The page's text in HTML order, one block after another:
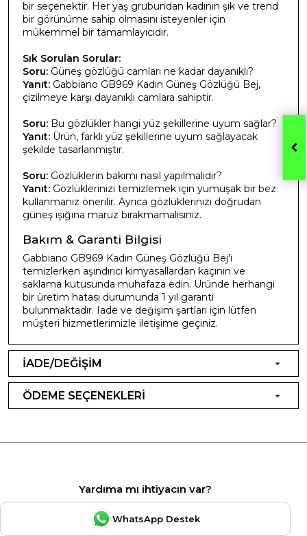
bir seçenektir. Her yaş grubundan kadının şık ve trend
bir görünüme sahip olmasını isteyenler için
mükemmel bir tamamlayıcıdır.
Sık Sorulan Sorular:
Soru: Güneş gözlüğü camları ne kadar dayanıklı?
Yanıt: Gabbiano GB969 Kadın Güneş Gözlüğü Bej,
çizilmeye karşı dayanıklı camlara sahiptir.
Soru: Bu gözlükler hangi yüz şekillerine uyum sağlar?
Yanıt: Ürün, farklı yüz şekillerine uyum sağlayacak
şekilde tasarlanmıştır.
Soru: Gözlüklerin bakımı nasıl yapılmalıdır?
Yanıt: Gözlüklerinizi temizlemek için yumuşak bir bez
kullanmanız önerilir. Ayrıca gözlüklerinizi doğrudan
güneş ışığına maruz bırakmamalısınız.
Bakım & Garanti Bilgisi
Gabbiano GB969 Kadın Güneş Gözlüğü Bej'i
temizlerken aşındırıcı kimyasallardan kaçının ve
saklama kutusunda muhafaza edin. Üründe herhangi
bir üretim hatası durumunda 1 yıl garanti
bulunmaktadır. Iade ve değişim şartları için lütfen
müşteri hizmetlerimizle iletişime geçiniz.
İADE/DEĞİŞİM
ÖDEME SEÇENEKLERİ
Yardıma mı ihtiyacın var?
WhatsApp Destek